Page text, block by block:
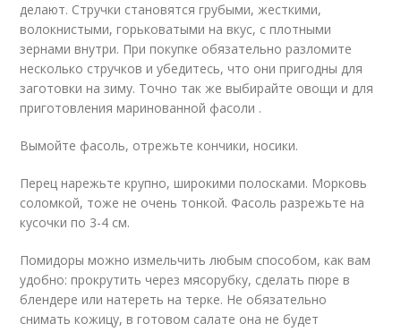
делают. Стручки становятся грубыми, жесткими,
волокнистыми, горьковатыми на вкус, с плотными
зернами внутри. При покупке обязательно разломите
несколько стручков и убедитесь, что они пригодны для
заготовки на зиму. Точно так же выбирайте овощи и для
приготовления маринованной фасоли .
Вымойте фасоль, отрежьте кончики, носики.
Перец нарежьте крупно, широкими полосками. Морковь
соломкой, тоже не очень тонкой. Фасоль разрежьте на
кусочки по 3-4 см.
Помидоры можно измельчить любым способом, как вам
удобно: прокрутить через мясорубку, сделать пюре в
блендере или натереть на терке. Не обязательно
снимать кожицу, в готовом салате она не будет